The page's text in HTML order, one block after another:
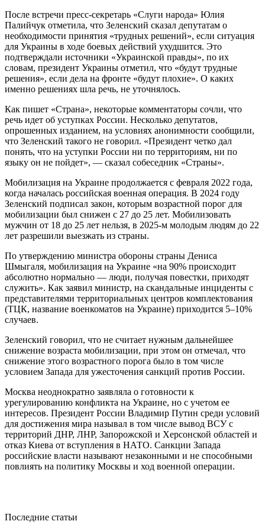
После встречи пресс-секретарь «Слуги народа» Юлия
Палийчук отметила, что Зеленский сказал депутатам о
необходимости принятия «трудных решений», если ситуация
для Украины в ходе боевых действий ухудшится. Это
подтверждали источники «Украинской правды», по их
словам, президент Украины отметил, что «будут трудные
решения», если дела на фронте «будут плохие». О каких
именно решениях шла речь, не уточнялось.
Как пишет «Страна», некоторые комментаторы сочли, что
речь идет об уступках России. Несколько депутатов,
опрошенных изданием, на условиях анонимности сообщили,
что Зеленский такого не говорил. «Президент четко дал
понять, что на уступки России ни по территориям, ни по
языку он не пойдет», — сказал собеседник «Страны».
Мобилизация на Украине продолжается с февраля 2022 года,
когда началась российская военная операция. В 2024 году
Зеленский подписал закон, которым возрастной порог для
мобилизации был снижен с 27 до 25 лет. Мобилизовать
мужчин от 18 до 25 лет нельзя, в 2025-м молодым людям до 22
лет разрешили выезжать из страны.
По утверждению министра обороны страны Дениса
Шмыгаля, мобилизация на Украине «на 90% происходит
абсолютно нормально — люди, получая повестки, приходят
служить». Как заявил министр, на скандальные инциденты с
представителями территориальных центров комплектования
(ТЦК, название военкоматов на Украине) приходится 5–10%
случаев.
Зеленский говорил, что не считает нужным дальнейшее
снижение возраста мобилизации, при этом он отмечал, что
снижение этого возрастного порога было в том числе
условием Запада для ужесточения санкций против России.
Москва неоднократно заявляла о готовности к
урегулированию конфликта на Украине, но с учетом ее
интересов. Президент России Владимир Путин среди условий
для достижения мира называл в том числе вывод ВСУ с
территорий ДНР, ЛНР, Запорожской и Херсонской областей и
отказ Киева от вступления в НАТО. Санкции Запада
российские власти называют незаконными и не способными
повлиять на политику Москвы и ход военной операции.
Последние статьи